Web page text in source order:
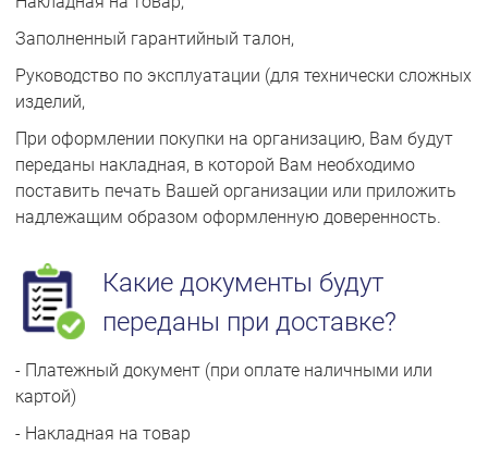
Заполненный гарантийный талон,
Руководство по эксплуатации (для технически сложных
изделий,
При оформлении покупки на организацию, Вам будут
переданы накладная, в которой Вам необходимо
поставить печать Вашей организации или приложить
надлежащим образом оформленную доверенность.
Какие документы будут
переданы при доставке?
- Платежный документ (при оплате наличными или
картой)
- Накладная на товар